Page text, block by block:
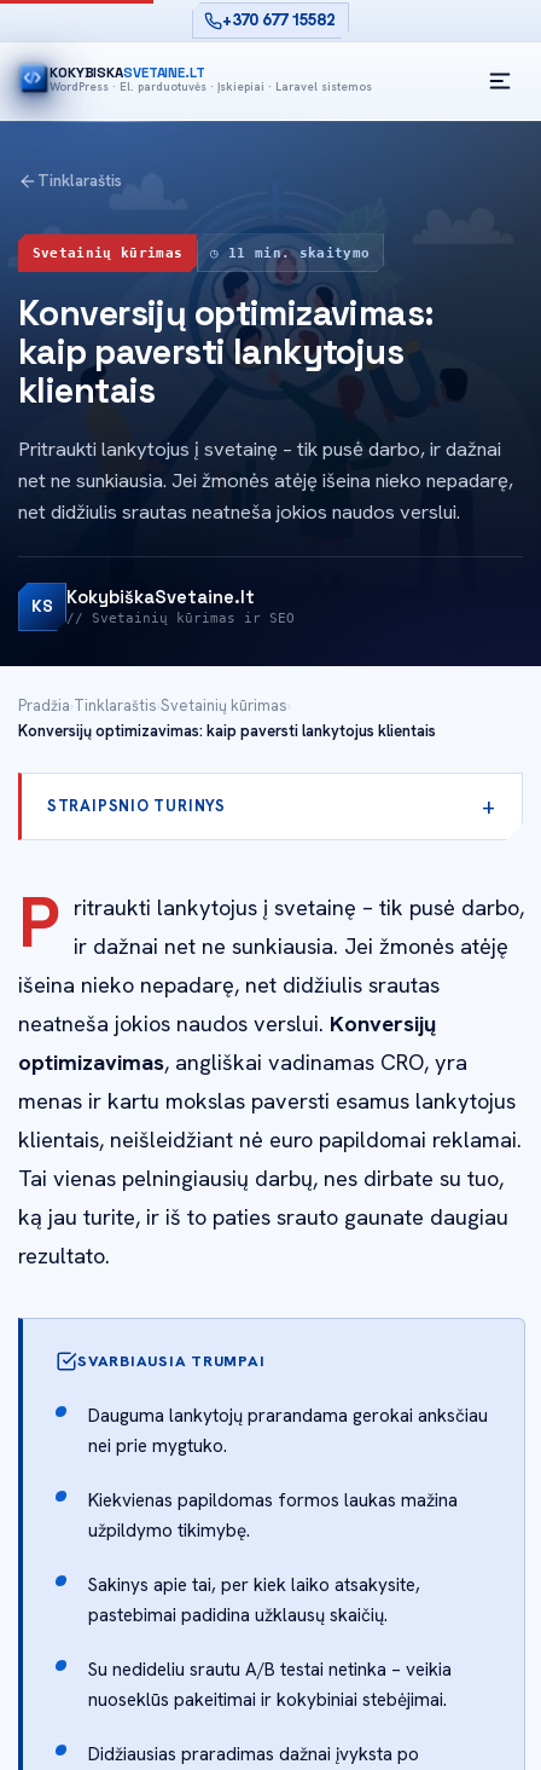
+370 677 15582
KOKYBISKASVETAINE.LT
WordPress · El. parduotuvės · Įskiepiai · Laravel sistemos
Tinklaraštis
Svetainių kūrimas ◷ 11 min. skaitymo
Konversijų optimizavimas:
kaip paversti lankytojus
klientais
Pritraukti lankytojus į svetainę – tik pusė darbo, ir dažnai
net ne sunkiausia. Jei žmonės atėję išeina nieko nepadarę,
net didžiulis srautas neatneša jokios naudos verslui.
KS KokybiškaSvetaine.lt
// Svetainių kūrimas ir SEO
Pradžia Tinklaraštis Svetainių kūrimas
Konversijų optimizavimas: kaip paversti lankytojus klientais
STRAIPSNIO TURINYS
P ritraukti lankytojus į svetainę – tik pusė darbo,
ir dažnai net ne sunkiausia. Jei žmonės atėję
išeina nieko nepadarę, net didžiulis srautas
neatneša jokios naudos verslui. Konversijų
optimizavimas, angliškai vadinamas CRO, yra
menas ir kartu mokslas paversti esamus lankytojus
klientais, neišleidžiant nė euro papildomai reklamai.
Tai vienas pelningiausių darbų, nes dirbate su tuo,
ką jau turite, ir iš to paties srauto gaunate daugiau
rezultato.
SVARBIAUSIA TRUMPAI
Dauguma lankytojų prarandama gerokai anksčiau
nei prie mygtuko.
Kiekvienas papildomas formos laukas mažina
užpildymo tikimybę.
Sakinys apie tai, per kiek laiko atsakysite,
pastebimai padidina užklausų skaičių.
Su nedideliu srautu A/B testai netinka – veikia
nuoseklūs pakeitimai ir kokybiniai stebėjimai.
Didžiausias praradimas dažnai įvyksta po